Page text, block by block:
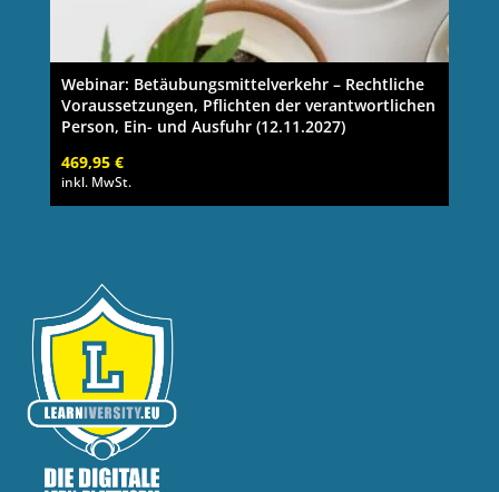
Webinar: Betäubungsmittelverkehr – Rechtliche
Voraussetzungen, Pflichten der verantwortlichen
Person, Ein- und Ausfuhr (12.11.2027)
469,95 €
inkl. MwSt.